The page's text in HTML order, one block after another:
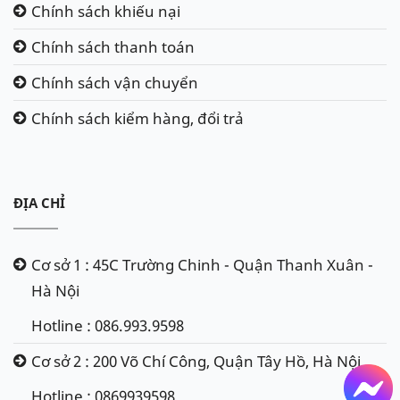
Điện áp: 12V
Dung lượng: 60AH
Thương hiệu Đức sản xuất tại Hàn Quốc
Bảo hành: 12 tháng
Giá bán: 1.700.000đ (Giá bình mới, chưa thu hồi
Ắc quy Amaron DIN60 (12v-60Ah
Mã số: DIN 60Ah
Dung lượng: 60 Ah
Thươnghiệ
Bảo hành: 18 tháng
Giá bán: 2.600.000đ (Giá bình mới, chưa thu hồi
Chính sách khiếu nại
Chính sách thanh toán
Chính sách vận chuyển
Chính sách kiểm hàng, đổi trả
ĐỊA CHỈ
Cơ sở 1 : 45C Trường Chinh - Quận Thanh Xuân -
Hà Nội
Hotline : 086.993.9598
Cơ sở 2 : 200 Võ Chí Công, Quận Tây Hồ, Hà Nội